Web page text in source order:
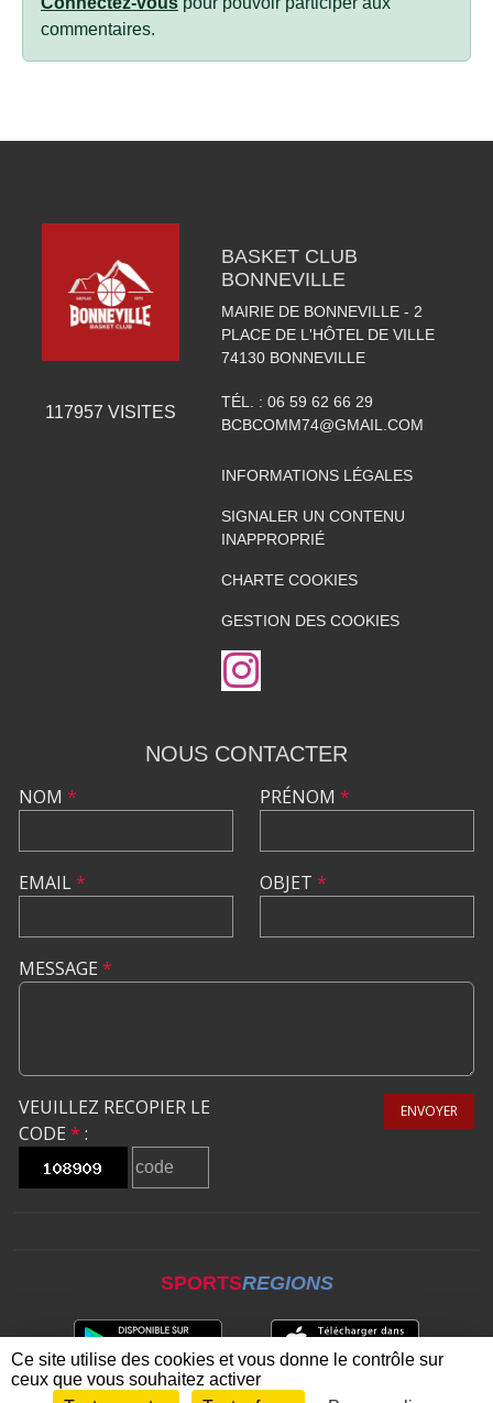
commentaires.
117957 VISITES
BASKET CLUB
BONNEVILLE
MAIRIE DE BONNEVILLE - 2
PLACE DE L'HÔTEL DE VILLE
74130 BONNEVILLE
TÉL. : 06 59 62 66 29
BCBCOMM74@GMAIL.COM
INFORMATIONS LÉGALES
SIGNALER UN CONTENU
INAPPROPRIÉ
CHARTE COOKIES
GESTION DES COOKIES
NOUS CONTACTER
NOM *
EMAIL*
PRÉNOM *
OBJET *
MESSAGE *
VEUILLEZ RECOPIER LE
CODE * :
ENVOYER
SPORTSREGIONS
Ce site utilise des cookies et vous donne le contrôle sur
ceux que vous souhaitez activer